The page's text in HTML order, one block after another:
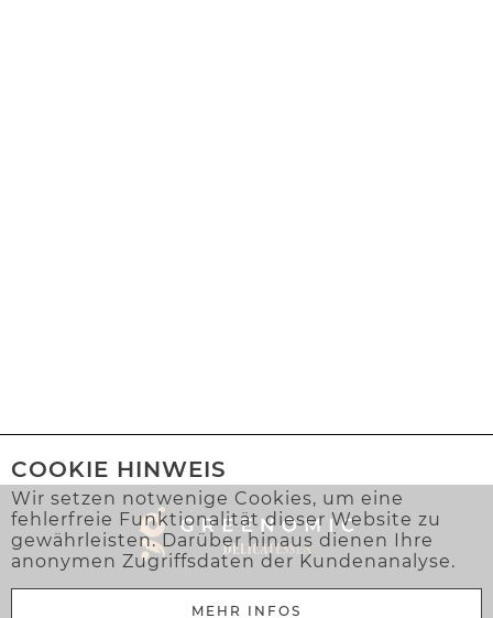
COOKIE HINWEIS
Wir setzen notwenige Cookies, um eine
fehlerfreie Funktionalität dieser Website zu
gewährleisten. Darüber hinaus dienen Ihre
anonymen Zugriffsdaten der Kundenanalyse.
MEHR INFOS